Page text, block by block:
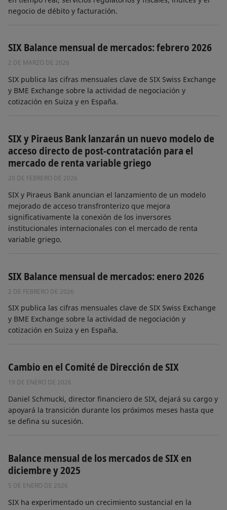
negocio de débito y facturación.
SIX Balance mensual de mercados: febrero 2026
2 DE MARZO DE 2026
SIX publica las cifras mensuales clave de SIX Swiss Exchange
y BME Exchange sobre la actividad de negociación y
cotización en Suiza y en España.
SIX y Piraeus Bank lanzarán un nuevo modelo de
acceso directo de post-contratación para el
mercado de renta variable griego
20 DE FEBRERO DE 2026
SIX y Piraeus Bank anuncian el lanzamiento de un modelo
mejorado de acceso transfronterizo que mejora
significativamente la conexión de los inversores
institucionales internacionales con el mercado de renta
variable griego.
SIX Balance mensual de mercados: enero 2026
2 DE FEBRERO DE 2026
SIX publica las cifras mensuales clave de SIX Swiss Exchange
y BME Exchange sobre la actividad de negociación y
cotización en Suiza y en España.
Cambio en el Comité de Dirección de SIX
19 DE ENERO DE 2026
Daniel Schmucki, director financiero de SIX, dejará su cargo y
apoyará la transición durante los próximos meses hasta que
se defina su sucesión.
Balance mensual de los mercados de SIX en
diciembre y 2025
5 DE ENERO DE 2026
SIX ha experimentado un crecimiento sustancial en la